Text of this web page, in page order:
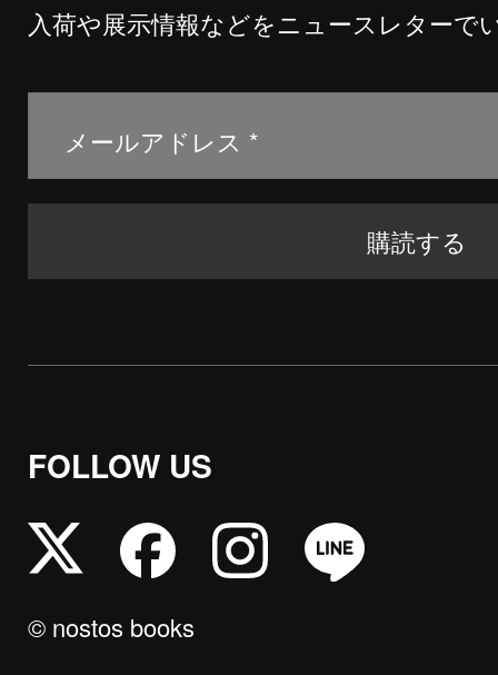
入荷や展示情報などをニュースレターで
FOLLOW US
© nostos books